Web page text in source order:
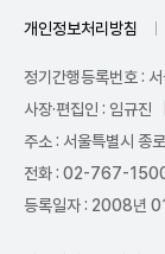
개인정보처리방침
정기간행등록번호 :
사장·편집인 : 임규진
주소 : 서울특별시 종
전화 : 02-767-
등록일자 : 2008년